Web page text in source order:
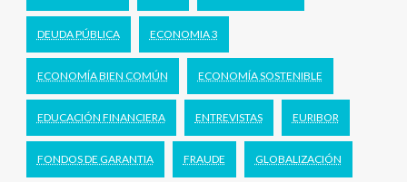
DEUDA PÚBLICA ECONOMIA 3
ECONOMÍA BIEN COMÚN ECONOMÍA SOSTENIBLE
EDUCACIÓN FINANCIERA ENTREVISTAS EURIBOR
FONDOS DE GARANTIA FRAUDE GLOBALIZACIÓN